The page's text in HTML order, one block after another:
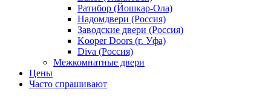
Ратибор (Йошкар-Ола)
Надомдвери (Россия)
Заводские двери (Россия)
Kooper Doors (г. Уфа)
Diva (Россия)
Межкомнатные двери
Цены
Часто спрашивают